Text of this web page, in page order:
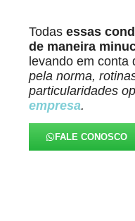
Todasessas
de maneira
levando em conta
pela norma,
particularidades
empresa.
FALE CONOSCO